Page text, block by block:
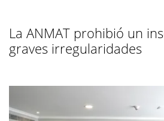
La ANMAT prohibió un
graves irregularidades